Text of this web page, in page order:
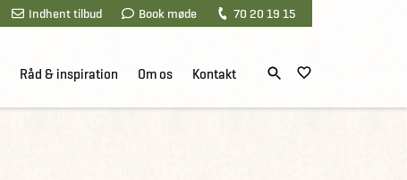
Indhent tilbud Book møde 70 20 19 15
Råd & inspiration Om os Kontakt